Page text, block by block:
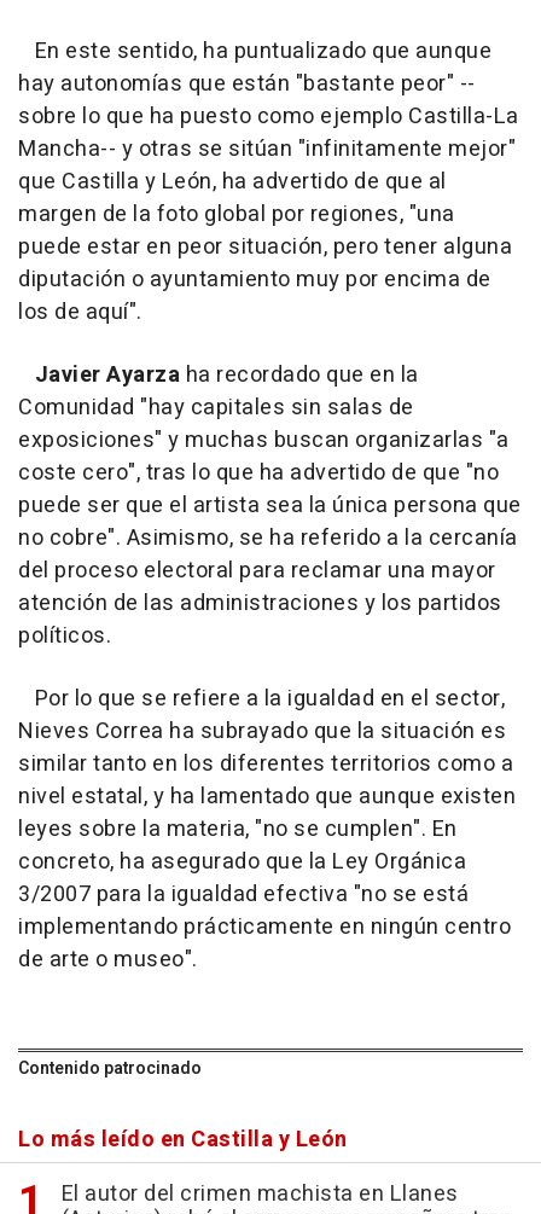
En este sentido, ha puntualizado que aunque
hay autonomías que están "bastante peor" --
sobre lo que ha puesto como ejemplo Castilla-La
Mancha-- y otras se sitúan "infinitamente mejor"
que Castilla y León, ha advertido de que al
margen de la foto global por regiones, "una
puede estar en peor situación, pero tener alguna
diputación o ayuntamiento muy por encima de
los de aquí".
Javier Ayarza ha recordado que en la
Comunidad "hay capitales sin salas de
exposiciones" y muchas buscan organizarlas "a
coste cero", tras lo que ha advertido de que "no
puede ser que el artista sea la única persona que
no cobre". Asimismo, se ha referido a la cercanía
del proceso electoral para reclamar una mayor
atención de las administraciones y los partidos
políticos.
Por lo que se refiere a la igualdad en el sector,
Nieves Correa ha subrayado que la situación es
similar tanto en los diferentes territorios como a
nivel estatal, y ha lamentado que aunque existen
leyes sobre la materia, "no se cumplen". En
concreto, ha asegurado que la Ley Orgánica
3/2007 para la igualdad efectiva "no se está
implementando prácticamente en ningún centro
de arte o museo".
Contenido patrocinado
Lo más leído en Castilla y León
El autor del crimen machista en Llanes